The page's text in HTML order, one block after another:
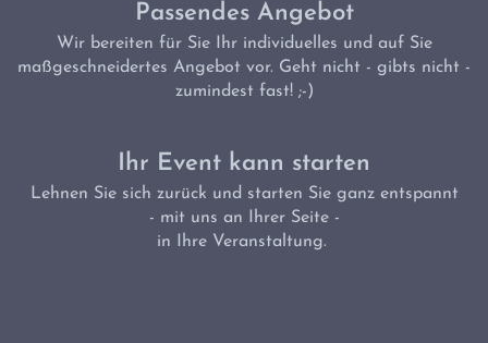
Passendes Angebot
Wir bereiten für Sie Ihr individuelles und auf Sie
maßgeschneidertes Angebot vor. Geht nicht - gibts nicht -
zumindest fast! ;-)
Ihr Event kann starten
Lehnen Sie sich zurück und starten Sie ganz entspannt
- mit uns an Ihrer Seite -
in Ihre Veranstaltung.